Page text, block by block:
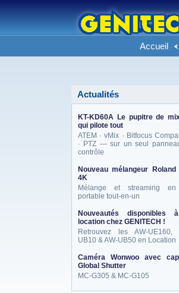
Accueil
Actualités
KT-KD60A Le pupitre de
qui pilote tout
ATEM · vMix · Bitfocus
· PTZ — sur un seul
contrôle
Nouveau mélangeur Roland
4K
Mélange et streaming
portable tout-en-un
Nouveautés disponibles
location chez GENITECH !
Retrouvez les AW-UE160,
UB10 & AW-UB50 en Location
Caméra Wonwoo avec
Global Shutter
MC-G305 & MC-G105